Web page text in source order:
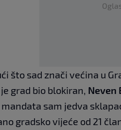
što sad znači većina u
grad bio blokiran, Neven
sam jedva
gradsko vijeće od 21